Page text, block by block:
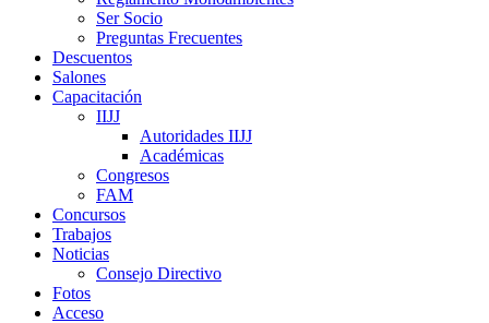
Ser Socio
Preguntas Frecuentes
Descuentos
Salones
Capacitación
IIJJ
Autoridades IIJJ
Académicas
Congresos
FAM
Concursos
Trabajos
Noticias
Consejo Directivo
Fotos
Acceso